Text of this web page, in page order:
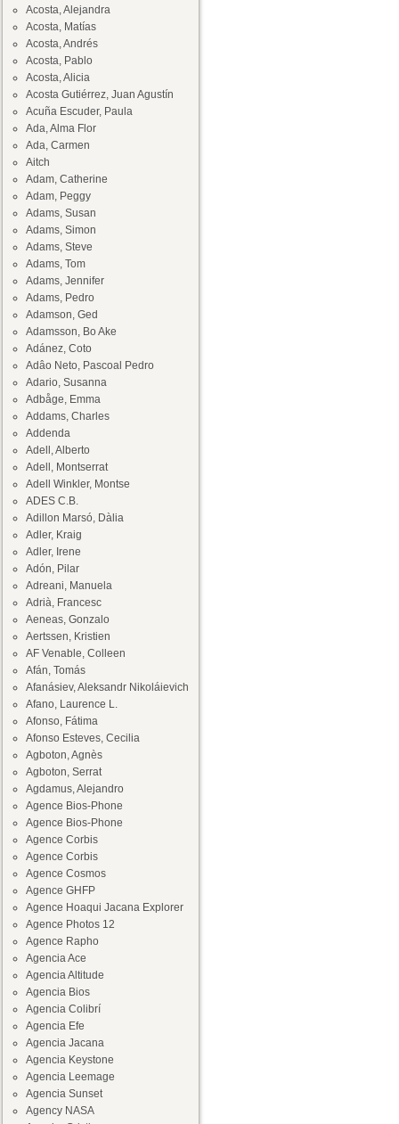
Acosta, Alejandra
Acosta, Matías
Acosta, Andrés
Acosta, Pablo
Acosta, Alicia
Acosta Gutiérrez, Juan Agustín
Acuña Escuder, Paula
Ada, Alma Flor
Ada, Carmen
Aitch
Adam, Catherine
Adam, Peggy
Adams, Susan
Adams, Simon
Adams, Steve
Adams, Tom
Adams, Jennifer
Adams, Pedro
Adamson, Ged
Adamsson, Bo Ake
Adánez, Coto
Adâo Neto, Pascoal Pedro
Adario, Susanna
Adbåge, Emma
Addams, Charles
Addenda
Adell, Alberto
Adell, Montserrat
Adell Winkler, Montse
ADES C.B.
Adillon Marsó, Dàlia
Adler, Kraig
Adler, Irene
Adón, Pilar
Adreani, Manuela
Adrià, Francesc
Aeneas, Gonzalo
Aertssen, Kristien
AF Venable, Colleen
Afán, Tomás
Afanásiev, Aleksandr Nikoláievich
Afano, Laurence L.
Afonso, Fátima
Afonso Esteves, Cecilia
Agboton, Agnès
Agboton, Serrat
Agdamus, Alejandro
Agence Bios-Phone
Agence Bios-Phone
Agence Corbis
Agence Corbis
Agence Cosmos
Agence GHFP
Agence Hoaqui Jacana Explorer
Agence Photos 12
Agence Rapho
Agencia Ace
Agencia Altitude
Agencia Bios
Agencia Colibrí
Agencia Efe
Agencia Jacana
Agencia Keystone
Agencia Leemage
Agencia Sunset
Agency NASA